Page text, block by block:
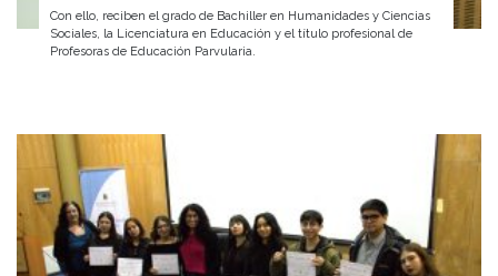
Con ello, reciben el grado de Bachiller en Humanidades y Ciencias
Sociales, la Licenciatura en Educación y el título profesional de
Profesoras de Educación Parvularia.